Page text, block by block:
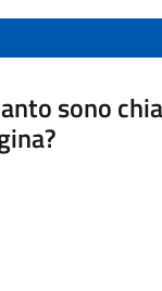
sono